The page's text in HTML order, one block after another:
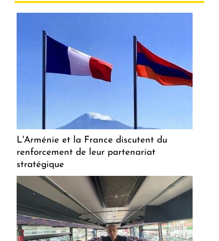
L'Arménie et la France discutent du
renforcement de leur partenariat
stratégique